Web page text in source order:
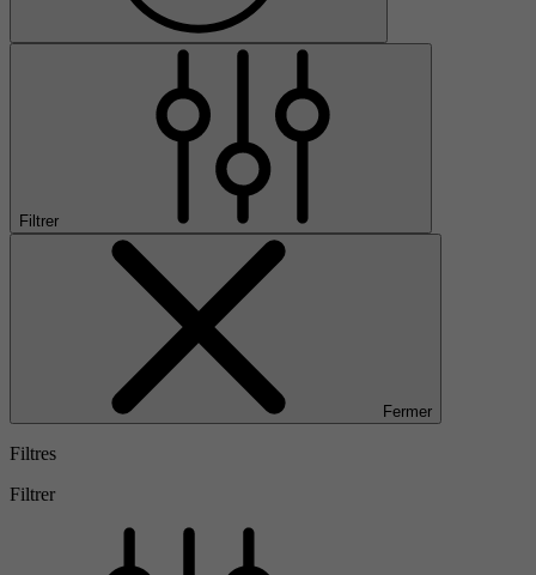
Filtrer
Fermer
Filtres
Filtrer